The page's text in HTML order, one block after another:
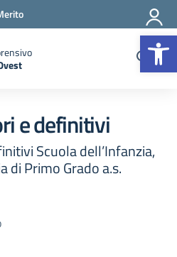
e definitivi
Scuola dell’Infanzia,
di Primo Grado a.s.